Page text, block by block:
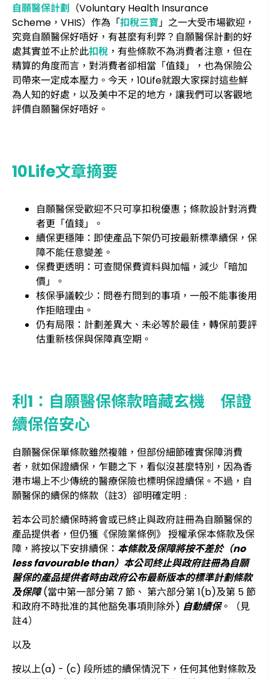
自願醫保計劃 （Voluntary Health Insurance
Scheme，VHIS）作為「扣稅三寶 」之一大受市場歡迎，
究竟自願醫保好唔好，有甚麼有利弊？自願醫保計劃的好
處其實並不止於此扣稅 ，有些條款不為消費者注意，但在
精算的角度而言，對消費者卻相當「值錢」，也為保險公
司帶來一定成本壓力。今天，10Life就跟大家探討這些鮮
為人知的好處，以及美中不足的地方，讓我們可以客觀地
評價自願醫保好唔好。
10Life文章摘要
自願醫保受歡迎不只可享扣稅優惠；條款設計對消費
者更「值錢」。
續保更穩陣：即使產品下架仍可按最新標準續保，保
障不能任意變差。
保費更透明：可查閱保費資料與加幅，減少「暗加
價」。
核保爭議較少：問卷冇問到的事項，一般不能事後用
作拒賠理由。
仍有局限：計劃差異大、未必等於最佳，轉保前要評
估重新核保與保障真空期。
利1：自願醫保條款暗藏玄機 保證
續保倍安心
自願醫保保單條款雖然複雜，但部份細節確實保障消費
者，就如保證續保，乍聽之下，看似沒甚麼特別，因為香
港市場上不少傳統的醫療保險也標明保證續保。不過，自
願醫保的續保的條款（註3）卻明確定明﹕
若本公司於續保時將會或已終止與政府註冊為自願醫保的
產品提供者，但仍獲《保險業條例》 授權承保本條款及保
障，將按以下安排續保： 本條款及保障將按不差於（no
less favourable than）本公司終止與政府註冊為自願
醫保的產品提供者時由政府公布最新版本的標準計劃條款
及保障(當中第一部分第 7 節、 第六部分第 1(b)及第 5 節
和政府不時批准的其他豁免事項則除外) 自動續保。（見
註4）
以及
按以上(a) - (c) 段所述的續保情況下，任何其他對條款及